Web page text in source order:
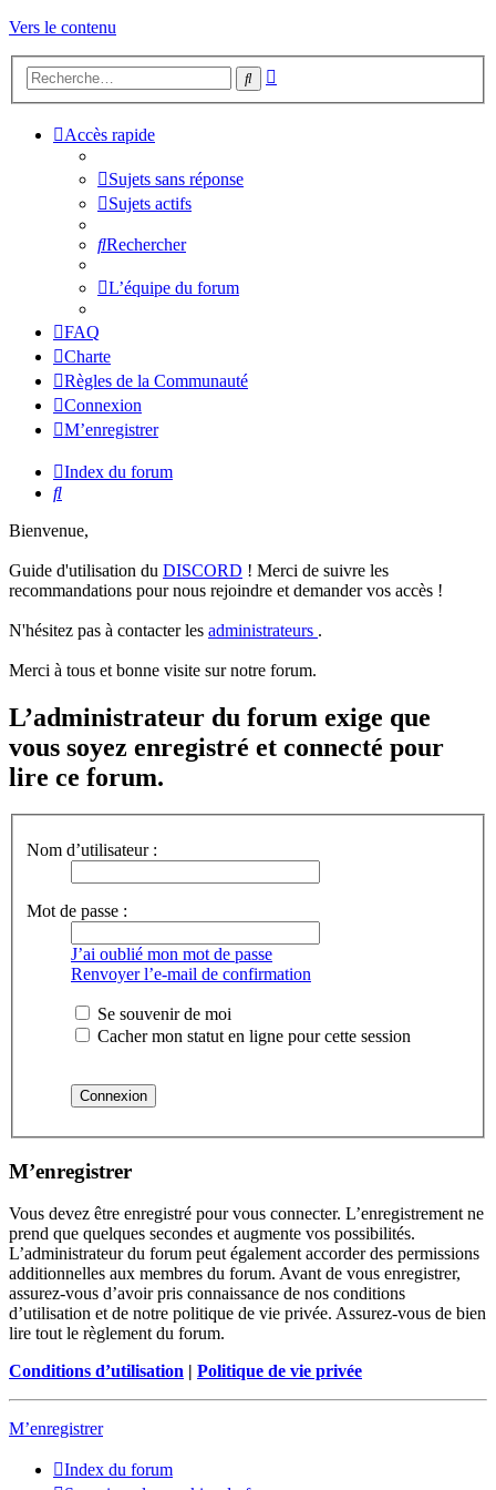
Vers le contenu
Rechercher
Accès rapide
Sujets sans réponse
Sujets actifs
Rechercher
L’équipe du forum
FAQ
Charte
Règles de la Communauté
Connexion
M’enregistrer
Index du forum
Rechercher
Bienvenue,
Guide d'utilisation du DISCORD ! Merci de suivre les
recommandations pour nous rejoindre et demander vos accès !
N'hésitez pas à contacter les administrateurs .
Merci à tous et bonne visite sur notre forum.
L’administrateur du forum exige que
vous soyez enregistré et connecté pour
lire ce forum.
Nom d’utilisateur :
Mot de passe :
J’ai oublié mon mot de passe
Renvoyer l’e-mail de confirmation
Se souvenir de moi
Cacher mon statut en ligne pour cette session
M’enregistrer
Vous devez être enregistré pour vous connecter. L’enregistrement ne
prend que quelques secondes et augmente vos possibilités.
L’administrateur du forum peut également accorder des permissions
additionnelles aux membres du forum. Avant de vous enregistrer,
assurez-vous d’avoir pris connaissance de nos conditions
d’utilisation et de notre politique de vie privée. Assurez-vous de bien
lire tout le règlement du forum.
Conditions d’utilisation | Politique de vie privée
M’enregistrer
Index du forum